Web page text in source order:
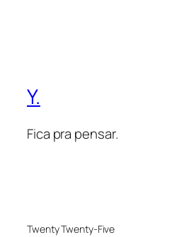
Y.
Fica pra pensar.
Twenty Twenty-Five